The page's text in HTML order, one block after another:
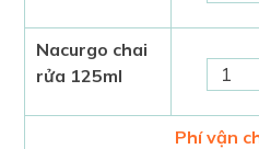
Nacurgo chai
rửa 125ml
Phí vận